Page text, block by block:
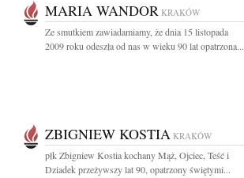
MARIA WANDOR KRAKÓW
Ze smutkiem zawiadamiamy, że dnia 15 listopada
2009 roku odeszła od nas w wieku 90 lat opatrzona...
ZBIGNIEW KOSTIA KRAKÓW
płk Zbigniew Kostia kochany Mąż, Ojciec, Teść i
Dziadek przeżywszy lat 90, opatrzony świętymi...